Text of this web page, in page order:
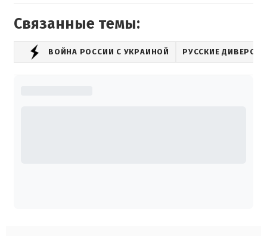
Связанные темы:
ВОЙНА РОССИИ С УКРАИНОЙ РУССКИЕ ДИВЕРСИИ